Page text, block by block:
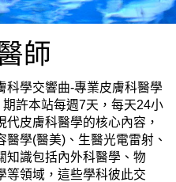
師
科學交響曲-專業皮膚科醫學
許本站每週7天，每天24小
皮膚科醫學的核心內容，
學(醫美)、生醫光電雷射、
知識包括內外科醫學、物
等領域，這些學科彼此交